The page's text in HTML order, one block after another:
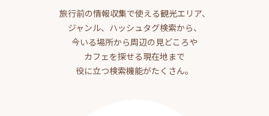
旅行前の情報収集で使える観光エリア、
ジャンル、ハッシュタグ検索から、
今いる場所から周辺の見どころや
カフェを探せる現在地まで
役に立つ検索機能がたくさん。